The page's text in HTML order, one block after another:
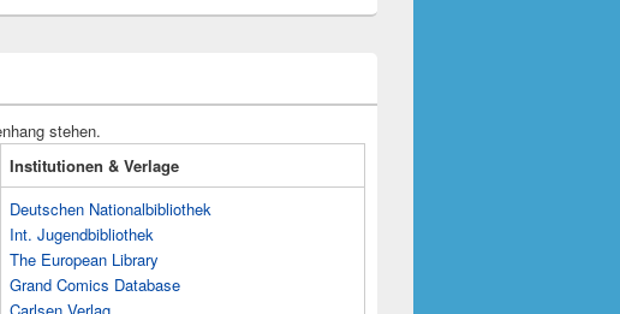
stehen.
Institutionen & Verlage
Deutschen Nationalbibliothek
Int. Jugendbibliothek
The European Library
Grand Comics Database